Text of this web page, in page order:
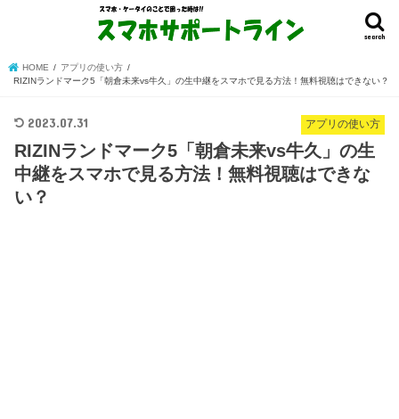
search
HOME
アプリの使い方
RIZINランドマーク5「朝倉未来vs牛久」の生中継をスマホで見る方法！無料視聴はできない？
アプリの使い方
2023.07.31
RIZINランドマーク5「朝倉未来vs牛久」の生
中継をスマホで見る方法！無料視聴はできな
い？